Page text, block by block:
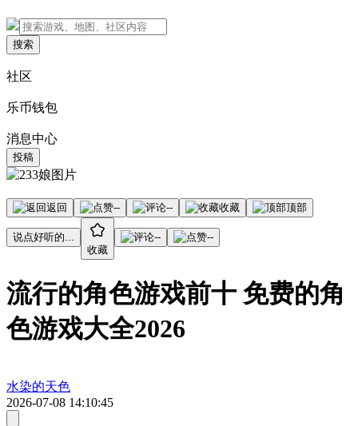
搜索
社区
乐币钱包
消息中心
投稿
返回 -- -- 收藏 顶部
说点好听的...
收藏
-- --
流行的角色游戏前十 免费的角
色游戏大全2026
水染的天色
2026-07-08 14:10:45